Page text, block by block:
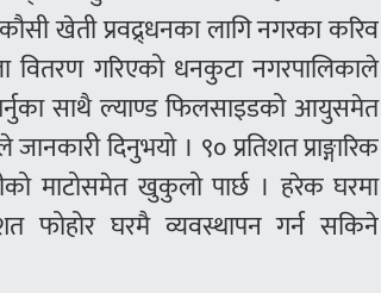
खेती प्रवद्र्धनका लागि नगरका करिव
वितरण गरिएको धनकुटा नगरपालिकाले
साथै ल्याण्ड फिलसाइडको आयुसमेत
दिनुभयो । ९० प्रतिशत प्राङ्गारिक
माटोसमेत खुकुलो पार्छ । हरेक घरमा
फोहोर घरमै व्यवस्थापन गर्न सकिने